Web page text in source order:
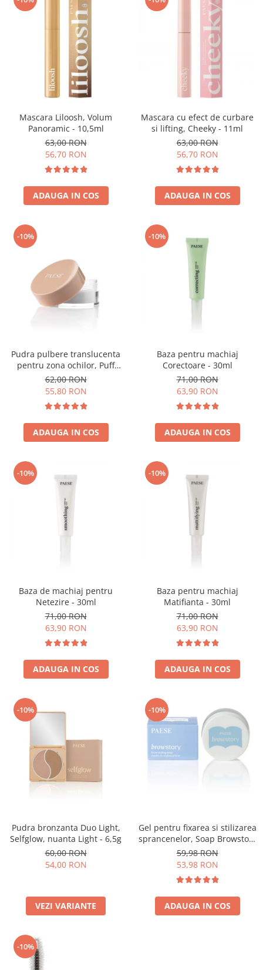
Mascara Liloosh, Volum
Panoramic - 10,5ml
63,00 RON
56,70 RON
ADAUGA IN COS
Mascara cu efect de curbare
si lifting, Cheeky - 11ml
63,00 RON
56,70 RON
ADAUGA IN COS
-10%
Pudra pulbere translucenta
pentru zona ochilor, Puff
Cloud 5,3g
62,00 RON
55,80 RON
ADAUGA IN COS
-10%
Baza pentru machiaj
Corectoare - 30ml
71,00 RON
63,90 RON
ADAUGA IN COS
-10%
Baza de machiaj pentru
Netezire - 30ml
71,00 RON
63,90 RON
ADAUGA IN COS
-10%
Baza pentru machiaj
Matifianta - 30ml
71,00 RON
63,90 RON
ADAUGA IN COS
-10%
Pudra bronzanta Duo Light,
Selfglow, nuanta Light - 6,5g
60,00 RON
54,00 RON
VEZI VARIANTE
-10%
Gel pentru fixarea si stilizarea
sprancenelor, Soap Browstory
- 8g
59,98 RON
53,98 RON
ADAUGA IN COS
-10%